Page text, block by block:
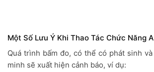
Một Số Lưu Ý Khi Thao Tác Chức Năng
Quá trình bấm đo, có thể có phát sinh
minh sẽ xuất hiện cảnh báo, ví dụ: